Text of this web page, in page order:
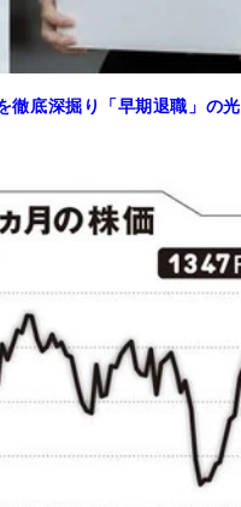
徹底深掘り「早期退職」の光